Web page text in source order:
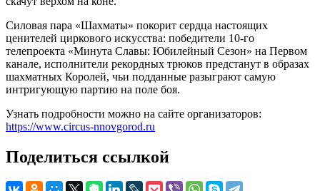
Силовая пара «Шахматы» покорит сердца настоящих
ценителей циркового искусства: победители 10-го
телепроекта «Минута Славы: Юбилейный Сезон» на Первом
канале, исполнители рекордных трюков предстанут в образах
шахматных Королей, чьи подданные разыграют самую
интригующую партию на поле боя.
Узнать подробности можно на сайте организаторов:
https://www.circus-nnovgorod.ru
Поделиться ссылкой